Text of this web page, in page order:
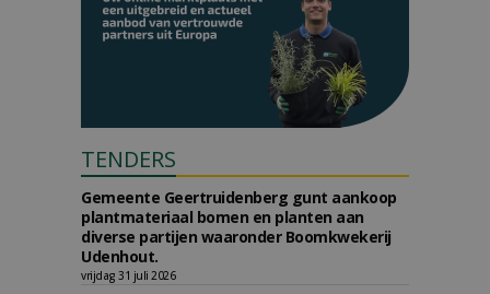
TENDERS
Gemeente Geertruidenberg gunt aankoop
plantmateriaal bomen en planten aan
diverse partijen waaronder Boomkwekerij
Udenhout.
vrijdag 31 juli 2026